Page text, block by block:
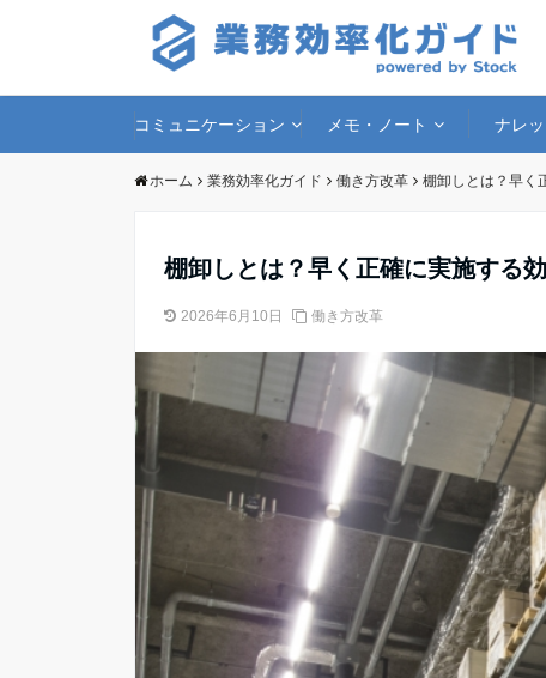
コミュニケーション メモ・ノート ナレ
ホーム 業務効率化ガイド 働き方改革 棚卸しとは？早く
棚卸しとは？早く正確に実施する
2026年6月10日 働き方改革